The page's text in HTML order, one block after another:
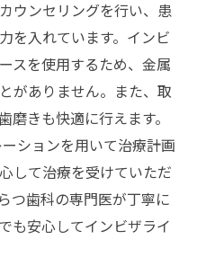
ウンセリングを行い、患
を入れています。インビ
スを使用するため、金属
がありません。また、取
磨きも快適に行えます。
ションを用いて治療計画
して治療を受けていただ
つ歯科の専門医が丁寧に
も安心してインビザライ